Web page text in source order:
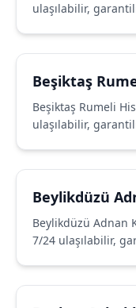
ulaşılabilir,
Beşiktaş
Beşiktaş Rumeli
ulaşılabilir,
Beylikdüzü
Beylikdüzü Adnan
7/24 ulaşılabilir,